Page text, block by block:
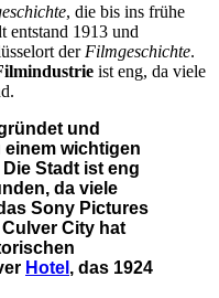
, die bis ins frühe
entstand 1913 und
der Filmgeschichte.
ist eng, da viele
und
wichtigen
Stadt ist eng
da viele
Sony Pictures
City hat
Hotel , das 1924